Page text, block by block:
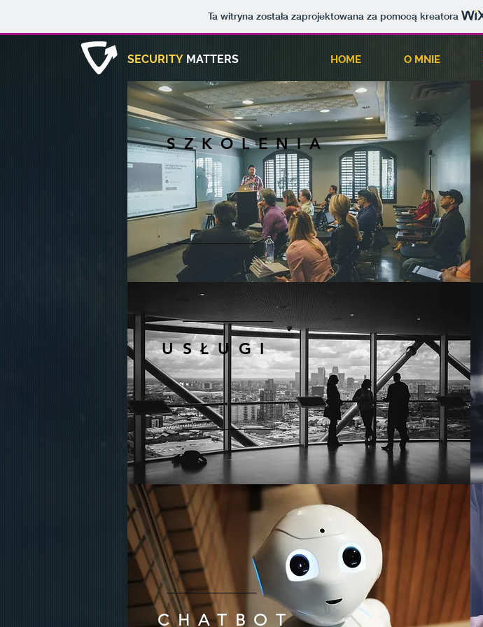
Ta witryna została zaprojektowana za pomocą kreatora
SECURITY MATTERS HOME O MNIE
SZKOLENIA
USŁUGI
CHATBOT